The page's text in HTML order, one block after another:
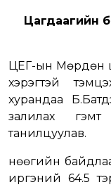
Цагдаагийн
ЦЕГ-ын Мөрдөн
хэрэгтэй
хурандаа
залилах
танилцуулав.
Өнөөгийн
иргэний 64.5